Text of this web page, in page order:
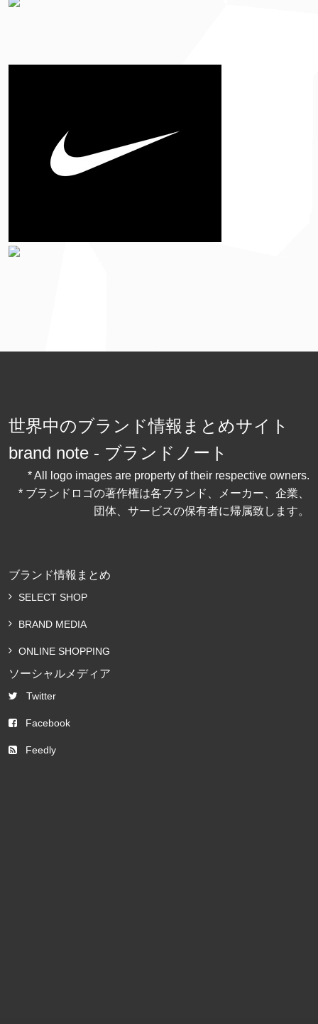
世界中のブランド情報まとめサイト
brand note - ブランドノート
* All logo images are property of their respective owners.
* ブランドロゴの著作権は各ブランド、メーカー、企業、
団体、サービスの保有者に帰属致します。
ブランド情報まとめ
SELECT SHOP
BRAND MEDIA
ONLINE SHOPPING
ソーシャルメディア
Twitter
Facebook
Feedly